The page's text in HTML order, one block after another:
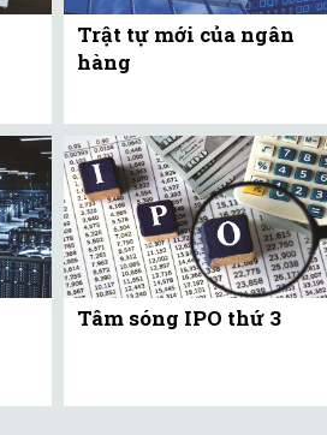
Trật tự mới của ngân
hàng
Tâm sóng IPO thứ 3